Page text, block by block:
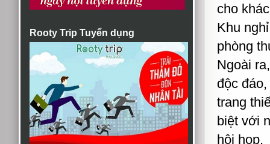
Rooty Trip Tuyển dụng
cho
Khu
phòng
Ngoài
độc
trang
biệt với
hội họp.